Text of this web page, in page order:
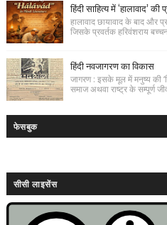
हिंदी साहित्य में ‘हालावाद’ की
हालावाद छायावाद के बाद और
जिसके प्रवर्तक हरिवंशराय
हिंदी नवजागरण का विकास
जागरण : इसके मूल में मनुष्य की
समाज अथवा राष्ट्र के सम्पूर्ण
फेसबुक
सीसी लाइसेंस